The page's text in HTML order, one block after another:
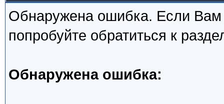
Обнаружена ошибка. Если
попробуйте обратиться к
Обнаружена ошибка: